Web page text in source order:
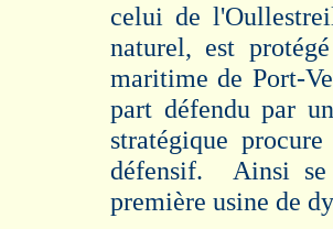
celui de
naturel, est
maritime de Port-
part défendu par
stratégique
défensif. Ainsi
première usine de